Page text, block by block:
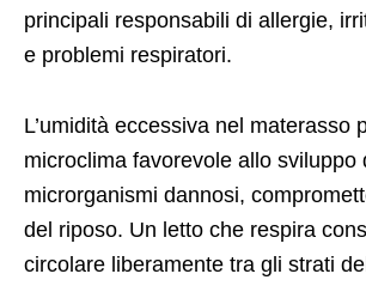
principali responsabili di allergie,
e problemi respiratori.
L’umidità eccessiva nel materasso
microclima favorevole allo sviluppo
microrganismi dannosi,
del riposo. Un letto che respira
circolare liberamente tra gli strati